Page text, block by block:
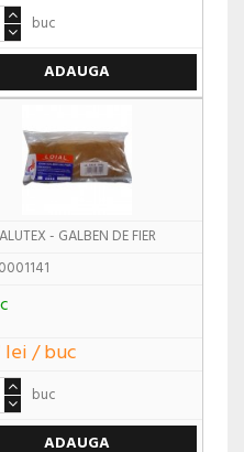
buc
ADAUGA
- GALBEN DE FIER
lei / buc
buc
ADAUGA